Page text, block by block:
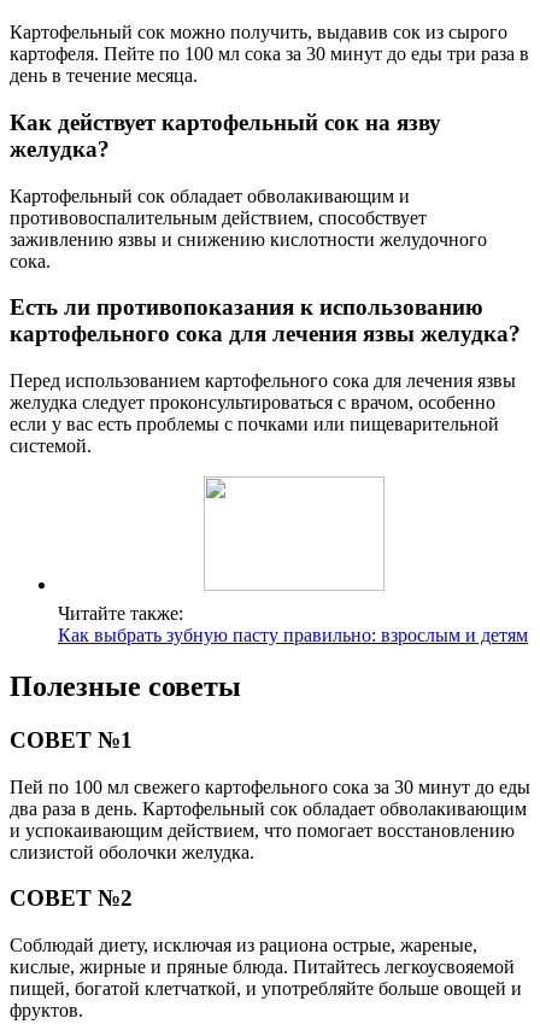
Картофельный сок можно получить, выдавив сок из сырого
картофеля. Пейте по 100 мл сока за 30 минут до еды три раза в
день в течение месяца.
Как действует картофельный сок на язву
желудка?
Картофельный сок обладает обволакивающим и
противовоспалительным действием, способствует
заживлению язвы и снижению кислотности желудочного
сока.
Есть ли противопоказания к использованию
картофельного сока для лечения язвы желудка?
Перед использованием картофельного сока для лечения язвы
желудка следует проконсультироваться с врачом, особенно
если у вас есть проблемы с почками или пищеварительной
системой.
Читайте также:
Как выбрать зубную пасту правильно: взрослым и детям
Полезные советы
СОВЕТ №1
Пей по 100 мл свежего картофельного сока за 30 минут до еды
два раза в день. Картофельный сок обладает обволакивающим
и успокаивающим действием, что помогает восстановлению
слизистой оболочки желудка.
СОВЕТ №2
Соблюдай диету, исключая из рациона острые, жареные,
кислые, жирные и пряные блюда. Питайтесь легкоусвояемой
пищей, богатой клетчаткой, и употребляйте больше овощей и
фруктов.